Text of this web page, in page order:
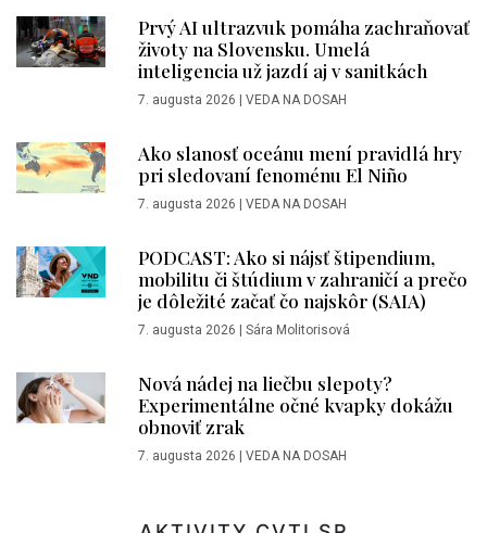
Prvý AI ultrazvuk pomáha zachraňovať
životy na Slovensku. Umelá
inteligencia už jazdí aj v sanitkách
7. augusta 2026 VEDA NA DOSAH
Ako slanosť oceánu mení pravidlá hry
pri sledovaní fenoménu El Niño
7. augusta 2026 VEDA NA DOSAH
PODCAST: Ako si nájsť štipendium,
mobilitu či štúdium v zahraničí a prečo
je dôležité začať čo najskôr (SAIA)
7. augusta 2026 Sára Molitorisová
Nová nádej na liečbu slepoty?
Experimentálne očné kvapky dokážu
obnoviť zrak
7. augusta 2026 VEDA NA DOSAH